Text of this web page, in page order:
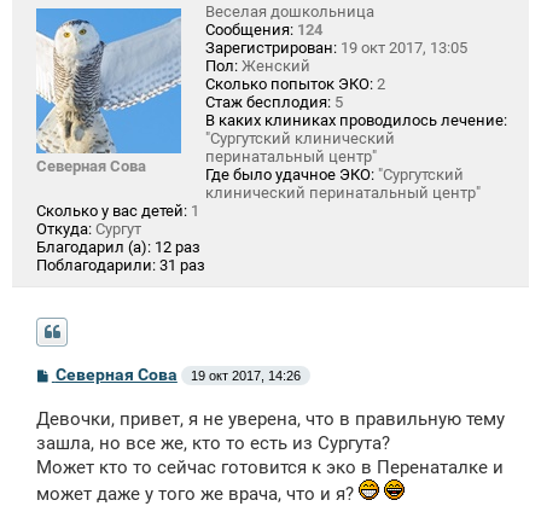
Северная Сова
Веселая дошкольница
Сообщения: 124
Зарегистрирован: 19 окт 2017, 13:05
Пол: Женский
Сколько попыток ЭКО: 2
Стаж бесплодия: 5
В каких клиниках проводилось лечение:
"Сургутский клинический
перинатальный центр"
Где было удачное ЭКО: "Сургутский
клинический перинатальный центр"
Сколько у вас детей: 1
Откуда: Сургут
Благодарил (а): 12 раз
Поблагодарили: 31 раз
С
о
б
щ
н
и
Северная Сова 19 окт 2017, 14:26
Девочки, привет, я не уверена, что в правильную тему
зашла, но все же, кто то есть из Сургута?
Может кто то сейчас готовится к эко в Перенаталке и
может даже у того же врача, что и я?